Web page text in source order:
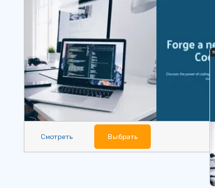
Смотреть Выбрать